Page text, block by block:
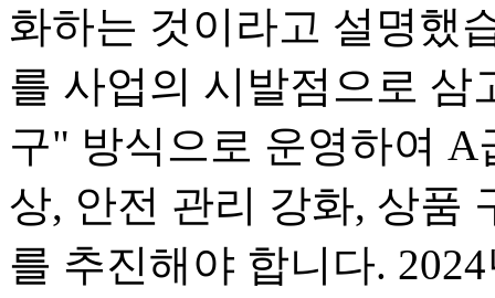
화하는 것이라고 설명했
를 사업의 시발점으로 삼
구" 방식으로 운영하여
상, 안전 관리 강화, 상품
를 추진해야 합니다.